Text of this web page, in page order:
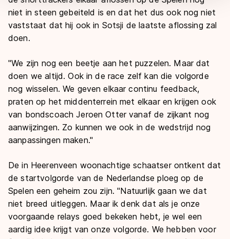
niet in steen gebeiteld is en dat het dus ook nog niet
vaststaat dat hij ook in Sotsji de laatste aflossing zal
doen.
''We zijn nog een beetje aan het puzzelen. Maar dat
doen we altijd. Ook in de race zelf kan die volgorde
nog wisselen. We geven elkaar continu feedback,
praten op het middenterrein met elkaar en krijgen ook
van bondscoach Jeroen Otter vanaf de zijkant nog
aanwijzingen. Zo kunnen we ook in de wedstrijd nog
aanpassingen maken.''
De in Heerenveen woonachtige schaatser ontkent dat
de startvolgorde van de Nederlandse ploeg op de
Spelen een geheim zou zijn. ''Natuurlijk gaan we dat
niet breed uitleggen. Maar ik denk dat als je onze
voorgaande relays goed bekeken hebt, je wel een
aardig idee krijgt van onze volgorde. We hebben voor